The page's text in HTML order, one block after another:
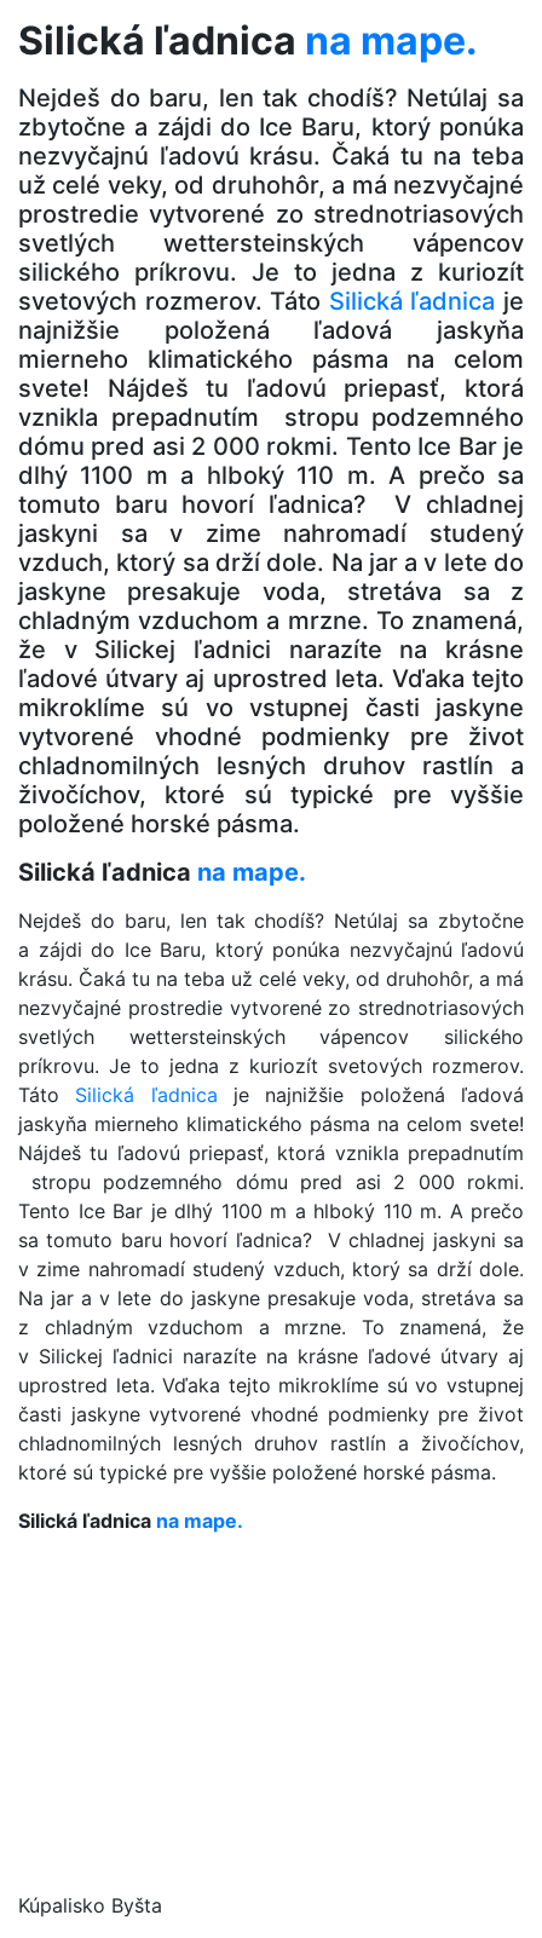
Silická ľadnica na mape.
Nejdeš do baru, len tak chodíš? Netúlaj sa
zbytočne a zájdi do Ice Baru, ktorý ponúka
nezvyčajnú ľadovú krásu. Čaká tu na teba
už celé veky, od druhohôr, a má nezvyčajné
prostredie vytvorené zo strednotriasových
svetlých wettersteinských vápencov
silického príkrovu. Je to jedna z kuriozít
svetových rozmerov. Táto Silická ľadnica je
najnižšie položená ľadová jaskyňa
mierneho klimatického pásma na celom
svete! Nájdeš tu ľadovú priepasť, ktorá
vznikla prepadnutím stropu podzemného
dómu pred asi 2 000 rokmi. Tento Ice Bar je
dlhý 1100 m a hlboký 110 m. A prečo sa
tomuto baru hovorí ľadnica? V chladnej
jaskyni sa v zime nahromadí studený
vzduch, ktorý sa drží dole. Na jar a v lete do
jaskyne presakuje voda, stretáva sa z
chladným vzduchom a mrzne. To znamená,
že v Silickej ľadnici narazíte na krásne
ľadové útvary aj uprostred leta. Vďaka tejto
mikroklíme sú vo vstupnej časti jaskyne
vytvorené vhodné podmienky pre život
chladnomilných lesných druhov rastlín a
živočíchov, ktoré sú typické pre vyššie
položené horské pásma.
Silická ľadnica na mape.
Nejdeš do baru, len tak chodíš? Netúlaj sa zbytočne
a zájdi do Ice Baru, ktorý ponúka nezvyčajnú ľadovú
krásu. Čaká tu na teba už celé veky, od druhohôr, a má
nezvyčajné prostredie vytvorené zo strednotriasových
svetlých wettersteinských vápencov silického
príkrovu. Je to jedna z kuriozít svetových rozmerov.
Táto Silická ľadnica je najnižšie položená ľadová
jaskyňa mierneho klimatického pásma na celom svete!
Nájdeš tu ľadovú priepasť, ktorá vznikla prepadnutím
stropu podzemného dómu pred asi 2 000 rokmi.
Tento Ice Bar je dlhý 1100 m a hlboký 110 m. A prečo
sa tomuto baru hovorí ľadnica? V chladnej jaskyni sa
v zime nahromadí studený vzduch, ktorý sa drží dole.
Na jar a v lete do jaskyne presakuje voda, stretáva sa
z chladným vzduchom a mrzne. To znamená, že
v Silickej ľadnici narazíte na krásne ľadové útvary aj
uprostred leta. Vďaka tejto mikroklíme sú vo vstupnej
časti jaskyne vytvorené vhodné podmienky pre život
chladnomilných lesných druhov rastlín a živočíchov,
ktoré sú typické pre vyššie položené horské pásma.
Silická ľadnica na mape.
Kúpalisko Byšta